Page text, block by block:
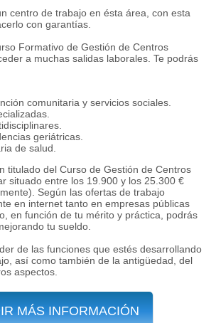
centro de trabajo en ésta área, con esta
con garantías.
Formativo de Gestión de Centros
a muchas salidas laborales. Te podrás
comunitaria y servicios sociales.
geriátricas.
de salud.
titulado del Curso de Gestión de Centros
situado entre los 19.900 y los 25.300 €
Según las ofertas de trabajo
en internet tanto en empresas públicas
en función de tu mérito y práctica, podrás
tu sueldo.
de las funciones que estés desarrollando
así como también de la antigüedad, del
aspectos.
MÁS INFORMACIÓN